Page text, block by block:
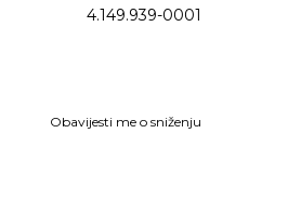
4.149.939-0001
Obavijesti me o sniženju